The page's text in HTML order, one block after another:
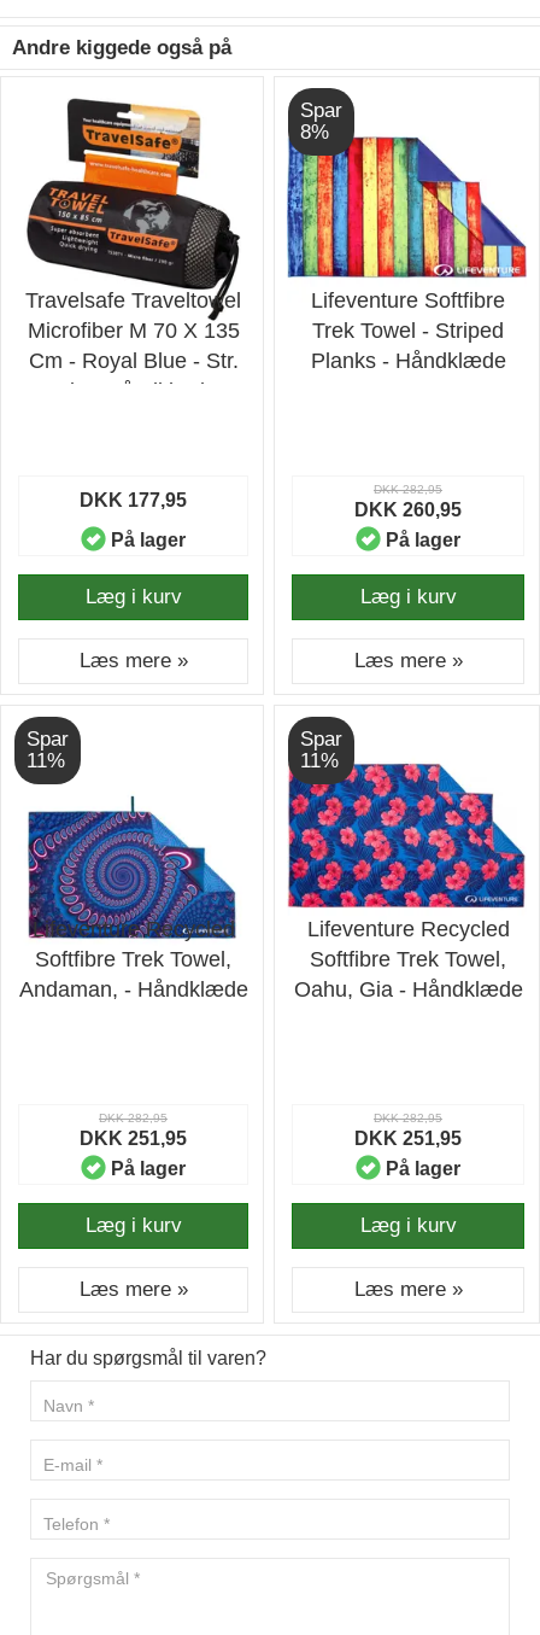
Andre kiggede også på
Travelsafe Traveltowel
Microfiber M 70 X 135
Cm - Royal Blue - Str.
Stk. - Håndklæde
DKK 177,95
På lager
Læg i kurv
Læs mere »
Spar
8%
Lifeventure Softfibre
Trek Towel - Striped
Planks - Håndklæde
DKK 282,95
DKK 260,95
På lager
Læg i kurv
Læs mere »
Spar
11%
Lifeventure Recycled
Softfibre Trek Towel,
Andaman, - Håndklæde
DKK 282,95
DKK 251,95
På lager
Læg i kurv
Læs mere »
Spar
11%
Lifeventure Recycled
Softfibre Trek Towel,
Oahu, Gia - Håndklæde
DKK 282,95
DKK 251,95
På lager
Læg i kurv
Læs mere »
Har du spørgsmål til varen?